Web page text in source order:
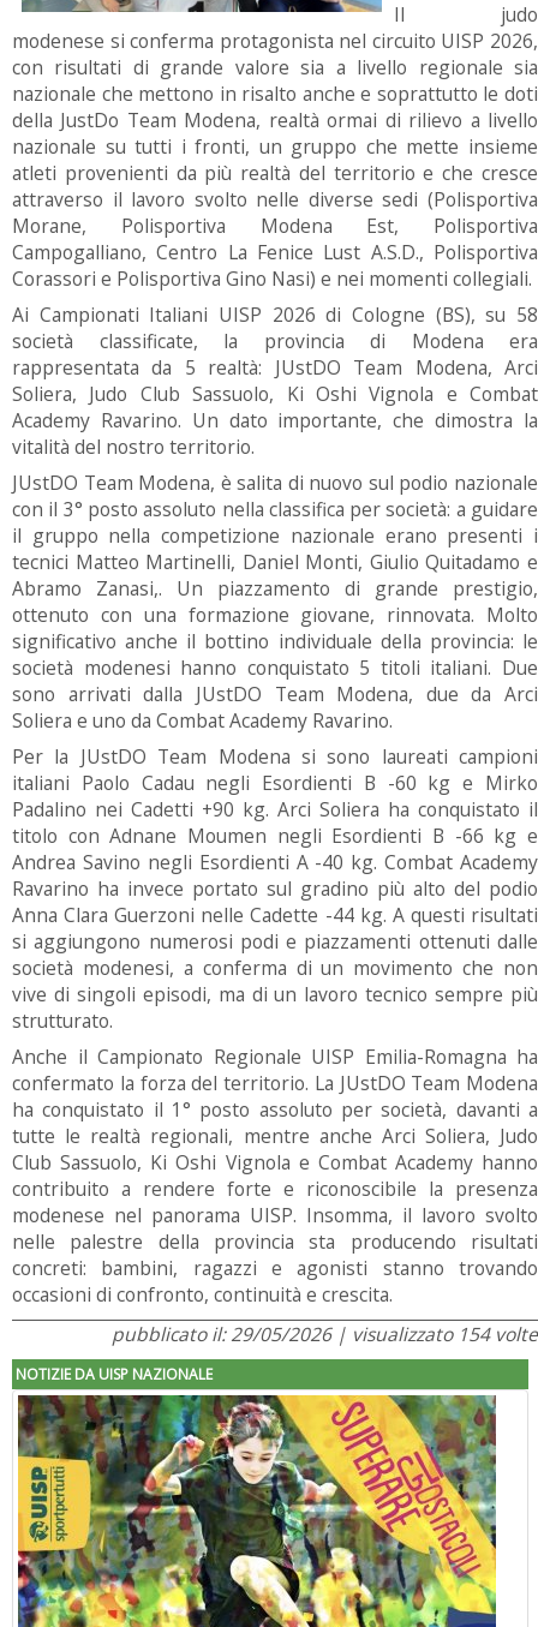
Il judo
modenese si conferma protagonista nel circuito UISP 2026,
con risultati di grande valore sia a livello regionale sia
nazionale che mettono in risalto anche e soprattutto le doti
della JustDo Team Modena, realtà ormai di rilievo a livello
nazionale su tutti i fronti, un gruppo che mette insieme
atleti provenienti da più realtà del territorio e che cresce
attraverso il lavoro svolto nelle diverse sedi (Polisportiva
Morane, Polisportiva Modena Est, Polisportiva
Campogalliano, Centro La Fenice Lust A.S.D., Polisportiva
Corassori e Polisportiva Gino Nasi) e nei momenti collegiali.
Ai Campionati Italiani UISP 2026 di Cologne (BS), su 58
società classificate, la provincia di Modena era
rappresentata da 5 realtà: JUstDO Team Modena, Arci
Soliera, Judo Club Sassuolo, Ki Oshi Vignola e Combat
Academy Ravarino. Un dato importante, che dimostra la
vitalità del nostro territorio.
JUstDO Team Modena, è salita di nuovo sul podio nazionale
con il 3° posto assoluto nella classifica per società: a guidare
il gruppo nella competizione nazionale erano presenti i
tecnici Matteo Martinelli, Daniel Monti, Giulio Quitadamo e
Abramo Zanasi,. Un piazzamento di grande prestigio,
ottenuto con una formazione giovane, rinnovata. Molto
significativo anche il bottino individuale della provincia: le
società modenesi hanno conquistato 5 titoli italiani. Due
sono arrivati dalla JUstDO Team Modena, due da Arci
Soliera e uno da Combat Academy Ravarino.
Per la JUstDO Team Modena si sono laureati campioni
italiani Paolo Cadau negli Esordienti B -60 kg e Mirko
Padalino nei Cadetti +90 kg. Arci Soliera ha conquistato il
titolo con Adnane Moumen negli Esordienti B -66 kg e
Andrea Savino negli Esordienti A -40 kg. Combat Academy
Ravarino ha invece portato sul gradino più alto del podio
Anna Clara Guerzoni nelle Cadette -44 kg. A questi risultati
si aggiungono numerosi podi e piazzamenti ottenuti dalle
società modenesi, a conferma di un movimento che non
vive di singoli episodi, ma di un lavoro tecnico sempre più
strutturato.
Anche il Campionato Regionale UISP Emilia-Romagna ha
confermato la forza del territorio. La JUstDO Team Modena
ha conquistato il 1° posto assoluto per società, davanti a
tutte le realtà regionali, mentre anche Arci Soliera, Judo
Club Sassuolo, Ki Oshi Vignola e Combat Academy hanno
contribuito a rendere forte e riconoscibile la presenza
modenese nel panorama UISP. Insomma, il lavoro svolto
nelle palestre della provincia sta producendo risultati
concreti: bambini, ragazzi e agonisti stanno trovando
occasioni di confronto, continuità e crescita.
pubblicato il: 29/05/2026 | visualizzato 154 volte
NOTIZIE DA UISP NAZIONALE